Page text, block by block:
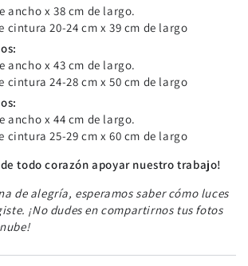
ancho x 38 cm de largo.
cintura 20-24 cm x 39 cm de largo
ancho x 43 cm de largo.
cintura 24-28 cm x 50 cm de largo
ancho x 44 cm de largo.
cintura 25-29 cm x 60 cm de largo
todo corazón apoyar nuestro trabajo!
de alegría, esperamos saber cómo luces
¡No dudes en compartirnos tus fotos